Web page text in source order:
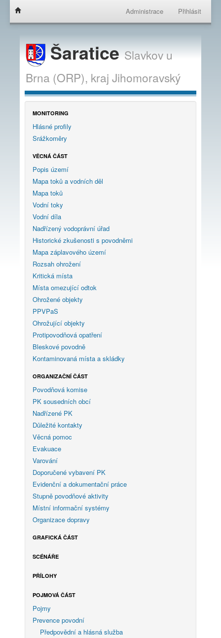
Administrace Přihlásit
ŠaraticeSlavkov u
Brna (ORP), kraj Jihomoravský
MONITORING
Hlásné profily
Srážkoměry
VĚCNÁ ČÁST
Popis území
Mapa toků a vodních děl
Mapa toků
Vodní toky
Vodní díla
Nadřízený vodoprávní úřad
Historické zkušenosti s povodněmi
Mapa záplavového území
Rozsah ohrožení
Kritická místa
Místa omezující odtok
Ohrožené objekty
PPVPaS
Ohrožující objekty
Protipovodňová opatření
Bleskové povodně
Kontaminovaná místa a skládky
ORGANIZAČNÍ ČÁST
Povodňová komise
PK sousedních obcí
Nadřízené PK
Důležité kontakty
Věcná pomoc
Evakuace
Varování
Doporučené vybavení PK
Evidenční a dokumentační práce
Stupně povodňové aktivity
Místní informační systémy
Organizace dopravy
GRAFICKÁ ČÁST
SCÉNÁŘE
PŘÍLOHY
POJMOVÁ ČÁST
Pojmy
Prevence povodní
Předpovědní a hlásná služba